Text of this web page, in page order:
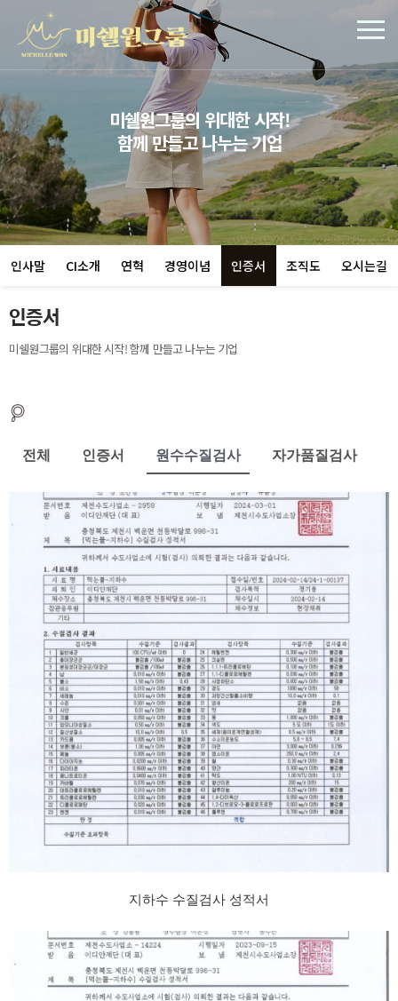
미쉘원그룹의 위대한 시작!
함께 만들고 나누는 기업
인사말 CI소개 연혁 경영이념 인증서 조직도 오시는길
인증서
미쉘원그룹의 위대한 시작! 함께 만들고 나누는 기업
전체 인증서 원수수질검사 자가품질검사
지하수 수질검사 성적서